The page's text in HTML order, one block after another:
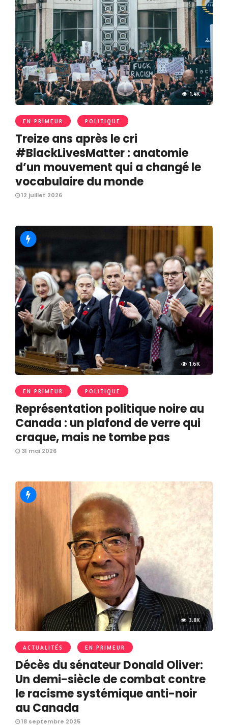
1.4K
EN PRIMEUR POLITIQUE
Treize ans après le cri
#BlackLivesMatter : anatomie
d’un mouvement qui a changé le
vocabulaire du monde
12 juillet 2026
1.6K
EN PRIMEUR POLITIQUE
Représentation politique noire au
Canada : un plafond de verre qui
craque, mais ne tombe pas
31 mai 2026
3.8K
ACTUALITÉS EN PRIMEUR
Décès du sénateur Donald Oliver:
Un demi-siècle de combat contre
le racisme systémique anti-noir
au Canada
18 septembre 2025